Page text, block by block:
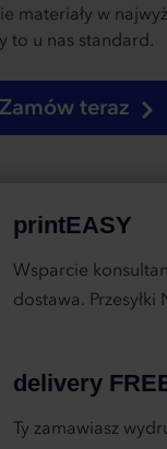
materiały w
to u nas standard.
Zamów teraz
printEASY
Wsparcie
dostawa. Przesyłki
delivery
Ty zamawiasz